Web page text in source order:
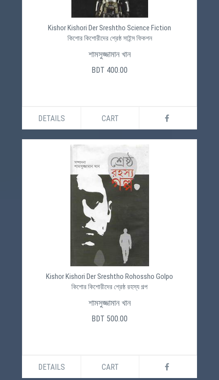
Kishor Kishori Der Sreshtho Science Fiction
কিশোর কিশোরীদের শ্রেষ্ঠ সাইন্স ফিকশন
শামসুজ্জামান খান
BDT 400.00
DETAILS CART
Kishor Kishori Der Sreshtho Rohossho Golpo
কিশোর কিশোরীদের শ্রেষ্ঠ রহস্য গল্প
শামসুজ্জামান খান
BDT 500.00
DETAILS CART